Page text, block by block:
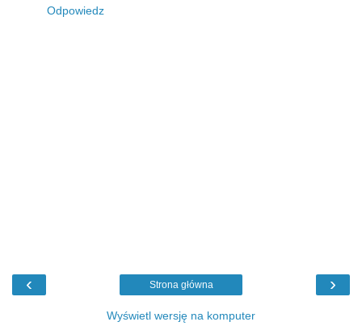
Odpowiedz
‹ ›
Strona główna
Wyświetl wersję na komputer